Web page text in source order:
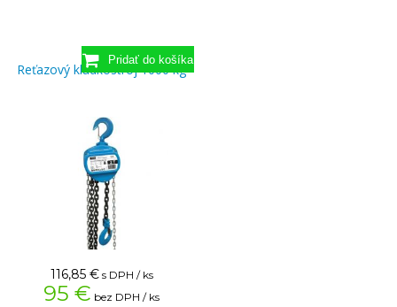
Reťazový kladkostroj 1000 kg
116,85 € s DPH / ks
95 € bez DPH / ks